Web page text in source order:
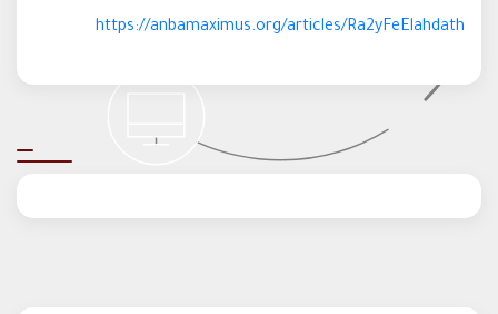
https://anbamaximus.org/articles/Ra2yFeElahdath